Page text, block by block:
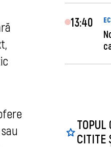
13:40
TOPUL
CITITE